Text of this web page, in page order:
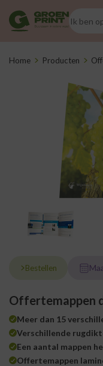
Home Producten
Offertemappen
Meer dan 15
Verschillende
Een aantal mappen
Offertemappen
Bestellen